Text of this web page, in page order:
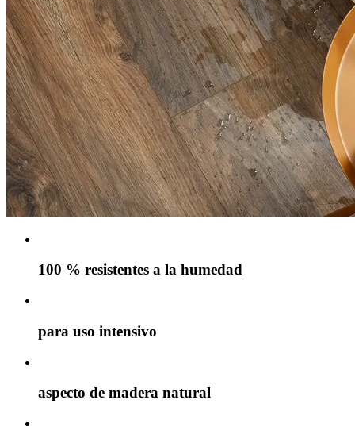
100 % resistentes a la humedad
para uso intensivo
aspecto de madera natural